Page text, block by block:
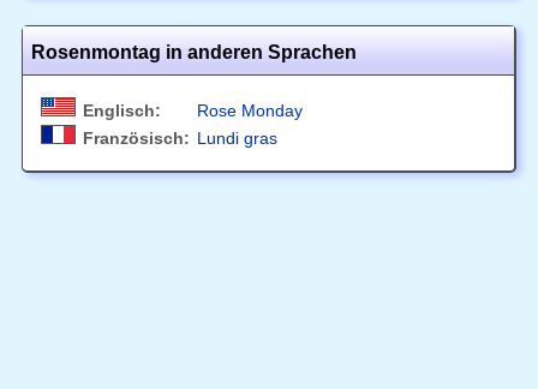
Rosenmontag in anderen Sprachen
Englisch:
Rose Monday
Französisch: Lundi gras